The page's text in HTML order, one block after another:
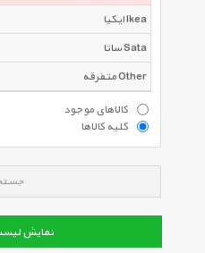
ایکیا Ikea
ساتا Sata
متفرقه Other
کالاهای موجود
کلیه کالاها
نمایش